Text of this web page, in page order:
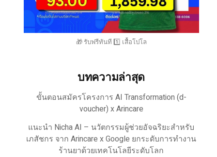
🎁 รับฟรีทันที 1️⃣ เสื้อโปโล
บทความล่าสุด
ขั้นตอนสมัครโครงการ AI Transformation (d-
voucher) x Arincare
แนะนำ Nicha AI – นวัตกรรมผู้ช่วยอัจฉริยะสำหรับ
เภสัชกร จาก Arincare x Google ยกระดับการทำงาน
ร้านยาด้วยเทคโนโลยีระดับโลก